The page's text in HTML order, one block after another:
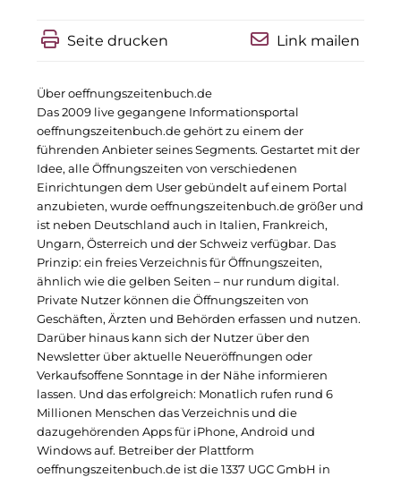
RE/MAX Germany
Scoperty
Scrivo Communications
Starlab International GmbH
Staycity Group
Timber Factory
UBM Development
The Q
The Scandinavian Ensemble
The Stack
The Verse
Seite drucken Link mailen
Über oeffnungszeitenbuch.de
Das 2009 live gegangene Informationsportal
oeffnungszeitenbuch.de gehört zu einem der
führenden Anbieter seines Segments. Gestartet mit der
Idee, alle Öffnungszeiten von verschiedenen
Einrichtungen dem User gebündelt auf einem Portal
anzubieten, wurde oeffnungszeitenbuch.de größer und
ist neben Deutschland auch in Italien, Frankreich,
Ungarn, Österreich und der Schweiz verfügbar. Das
Prinzip: ein freies Verzeichnis für Öffnungszeiten,
ähnlich wie die gelben Seiten – nur rundum digital.
Private Nutzer können die Öffnungszeiten von
Geschäften, Ärzten und Behörden erfassen und nutzen.
Darüber hinaus kann sich der Nutzer über den
Newsletter über aktuelle Neueröffnungen oder
Verkaufsoffene Sonntage in der Nähe informieren
lassen. Und das erfolgreich: Monatlich rufen rund 6
Millionen Menschen das Verzeichnis und die
dazugehörenden Apps für iPhone, Android und
Windows auf. Betreiber der Plattform
oeffnungszeitenbuch.de ist die 1337 UGC GmbH in